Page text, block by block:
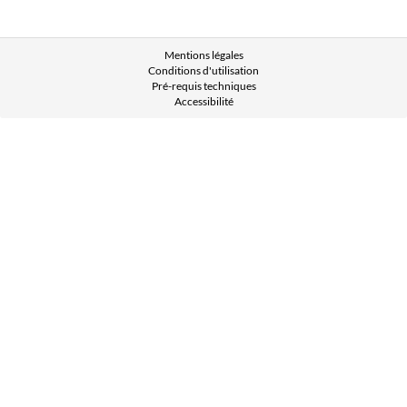
Mentions légales
Conditions d'utilisation
Pré-requis techniques
Accessibilité